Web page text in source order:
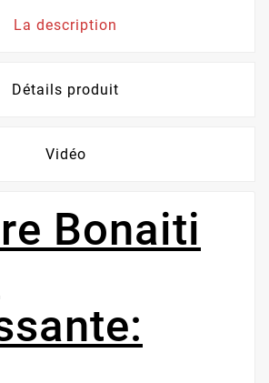
La description
Détails produit
Vidéo
Bonaiti